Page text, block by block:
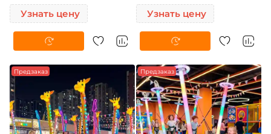
Узнать цену Узнать цену
Предзаказ Предзаказ